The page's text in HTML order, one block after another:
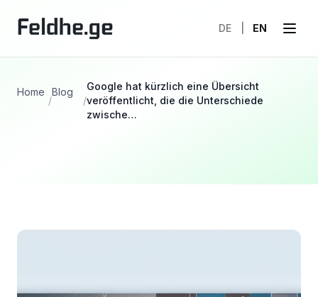
DE EN
Home
/
Blog
/
Google hat kürzlich eine Übersicht
veröffentlicht, die die Unterschiede
zwische…